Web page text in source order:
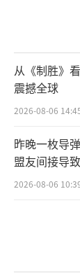
从《制胜》
震撼全球
2026-08-06
昨晚一枚导
盟友间接导
2026-08-06